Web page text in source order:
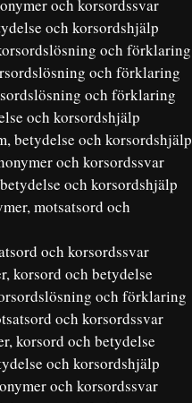
och korsordssvar
och korsordshjälp
och förklaring
och förklaring
och förklaring
och korsordshjälp
betydelse och korsordshjälp
och korsordssvar
och korsordshjälp
motsatsord och
och korsordssvar
korsord och betydelse
och förklaring
och korsordssvar
korsord och betydelse
och korsordshjälp
och korsordssvar